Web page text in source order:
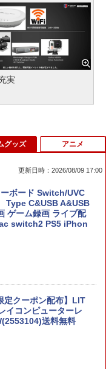
実
ス オブ ザ ワイルド
2 Edition
NSW2 ゼルダノデ
ザ ワイルド]
Slim スタンド 新型
スタンド 冷却パッド
USB 静音 リモコン
プ 充電指示ランプ付
同時充電
倍★要エントリー】
ゴンクエストI&II(DR
ドラクエ1&2/DQ1&
グッズ
更新日時：2026/08/09 17:00
ボード Switch/UVC
C&USB A&USB
ゲーム録画 ライブ配
switch2 PS5 iPhon
定クーポン配布】LIT
イコンピューターレ
送料無料
アニメ